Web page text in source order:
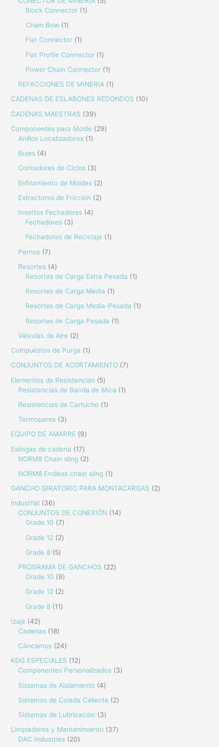
Block Connector
1
Chain Bow
1
Flat Connector
1
Flat Profile Connector
1
Power Chain Connector
1
REFACCIONES DE MINERIA
1
CADENAS DE ESLABONES REDONDOS
10
CADENAS MAESTRAS
39
Componentes para Molde
29
Anillos Localizadores
1
Bujes 4
Contadores de Ciclos
3
Enfriamiento de Moldes
2
Extractores de Fricción
2
Insertos Fechadores 4
Fechadores
3
Fechadores de Reciclaje
1
Pernos 7
Resortes 4
Resortes de Carga Extra Pesada
1
Resortes de Carga Media
1
Resortes de Carga Media-Pesada
1
Resortes de Carga Pesada
1
Válvulas de Aire
2
Compuestos de Purga
1
CONJUNTOS DE ACORTAMIENTO 7
Elementos de Resistencias
5
Resistencias de Banda de Mica
1
Resistencias de Cartucho
1
Termopares
3
EQUIPO DE AMARRE
9
Eslingas de cadena
17
NORM8 Chain sling
2
NORM8 Endless chain sling
1
GANCHO GIRATORIO PARA MONTACARGAS
2
Industrial
36
CONJUNTOS DE CONEXIÓN
14
Grade 10
7
Grade 12
2
Grade 8
5
PROGRAMA DE GANCHOS
22
Grade 10
9
Grade 12
2
Grade 8
11
Izaje
42
Cadenas
18
Cáncamos
24
KDG ESPECIALES
12
Componentes Personalizados
3
Sistemas de Aislamiento 4
Sistemas de Colada Caliente
2
Sistemas de Lubricación
3
Limpiadores y Mantenimiento
37
DAC Industries
20